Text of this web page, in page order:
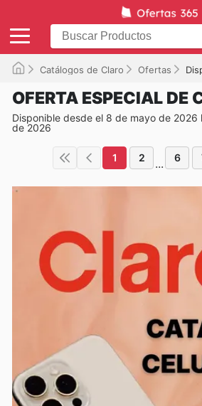
Catálogos de Claro Ofertas
OFERTA ESPECIAL DE
Disponible desde el 8 de mayo de 2026
de 2026
1 2 ... 6